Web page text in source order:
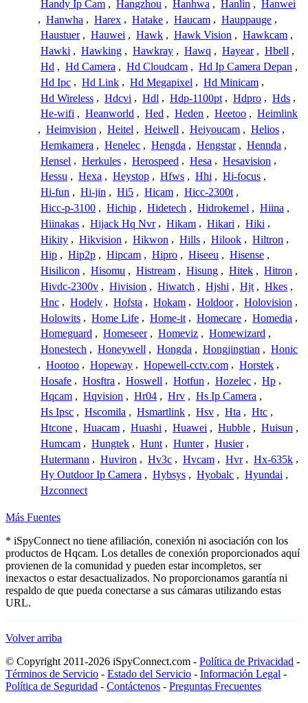
Handy Ip Cam , Hangzhou , Hanhwa , Hanlin , Hanwei
, Hanwha , Harex , Hatake , Haucam , Hauppauge ,
Haustuer , Hauwei , Hawk , Hawk Vision , Hawkcam ,
Hawki , Hawking , Hawkray , Hawq , Hayear , Hbell ,
Hd , Hd Camera , Hd Cloudcam , Hd Ip Camera Depan ,
Hd Ipc , Hd Link , Hd Megapixel , Hd Minicam ,
Hd Wireless , Hdcvi , Hdl , Hdp-1100pt , Hdpro , Hds ,
He-wifi , Heanworld , Hed , Heden , Heetoo , Heimlink
, Heimvision , Heitel , Heiwell , Heiyoucam , Helios ,
Hemkamera , Henelec , Hengda , Hengstar , Hennda ,
Hensel , Herkules , Herospeed , Hesa , Hesavision ,
Hessu , Hexa , Heystop , Hfws , Hhi , Hi-focus ,
Hi-fun , Hi-jin , Hi5 , Hicam , Hicc-2300t ,
Hicc-p-3100 , Hichip , Hidetech , Hidrokemel , Hiina ,
Hiinakas , Hijack Hq Nvr , Hikam , Hikari , Hiki ,
Hikity , Hikvision , Hikwon , Hills , Hilook , Hiltron ,
Hip , Hip2p , Hipcam , Hipro , Hiseeu , Hisense ,
Hisilicon , Hisomu , Histream , Hisung , Hitek , Hitron ,
Hivdc-2300v , Hivision , Hiwatch , Hjshi , Hjt , Hkes ,
Hnc , Hodely , Hofsta , Hokam , Holdoor , Holovision ,
Holowits , Home Life , Home-it , Homecare , Homedia ,
Homeguard , Homeseer , Homeviz , Homewizard ,
Honestech , Honeywell , Hongda , Hongjingtian , Honic
, Hootoo , Hopeway , Hopewell-cctv.com , Horstek ,
Hosafe , Hosftra , Hoswell , Hotfun , Hozelec , Hp ,
Hqcam , Hqvision , Hr04 , Hrv , Hs Ip Camera ,
Hs Ipsc , Hscomila , Hsmartlink , Hsv , Hta , Htc ,
Htcone , Huacam , Huashi , Huawei , Hubble , Huisun ,
Humcam , Hungtek , Hunt , Hunter , Husier ,
Hutermann , Huviron , Hv3c , Hvcam , Hvr , Hx-635k ,
Hy Outdoor Ip Camera , Hybsys , Hyobalc , Hyundai ,
Hzconnect
Más Fuentes
* iSpyConnect no tiene afiliación, conexión ni asociación con los
productos de Hqcam. Los detalles de conexión proporcionados aquí
provienen de la comunidad y pueden estar incompletos, ser
inexactos o estar desactualizados. No proporcionamos garantía ni
respaldo de que pueda conectarse a sus cámaras utilizando estas
URL.
Volver arriba
© Copyright 2011-2026 iSpyConnect.com - Política de Privacidad -
Términos de Servicio - Estado del Servicio - Información Legal -
Política de Seguridad - Contáctenos - Preguntas Frecuentes